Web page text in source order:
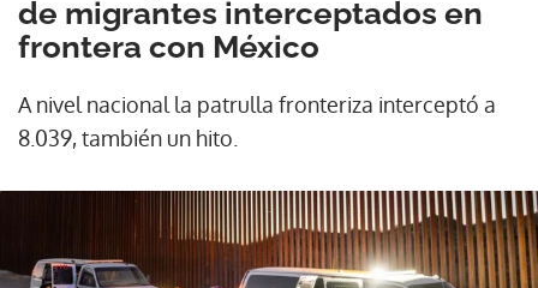
de migrantes interceptados en
frontera con México
A nivel nacional la patrulla fronteriza interceptó a
8.039, también un hito.